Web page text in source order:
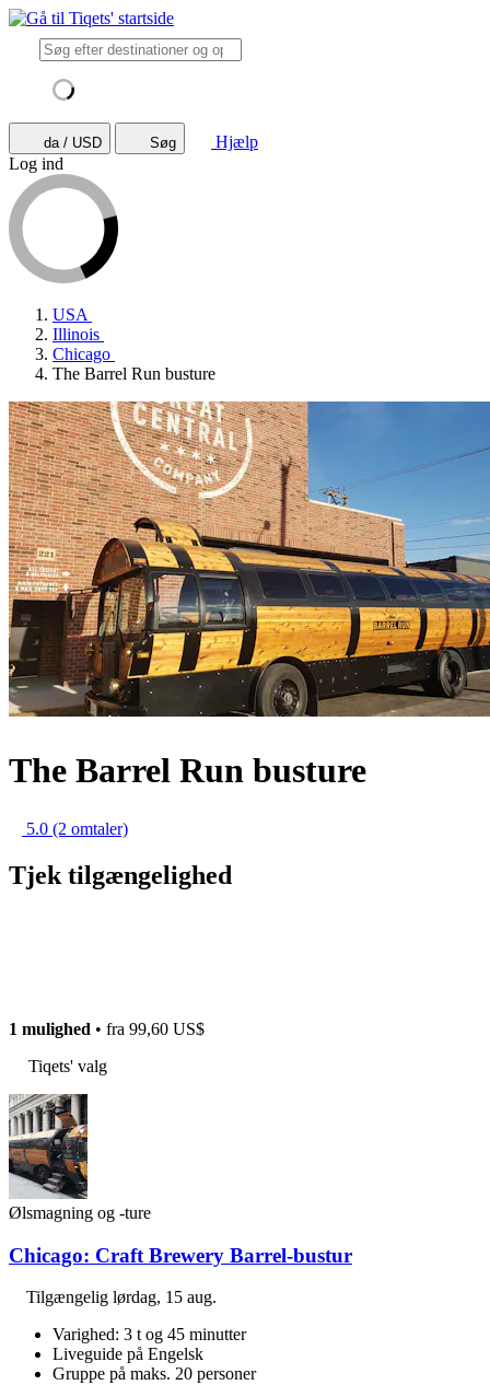
da / USD Søg
Hjælp
Log ind
USA
Illinois
Chicago
The Barrel Run busture
The Barrel Run busture
5.0 (2 omtaler)
Tjek tilgængelighed
1 mulighed • fra 99,60 US$
Tiqets' valg
Ølsmagning og -ture
Chicago: Craft Brewery Barrel-bustur
Tilgængelig lørdag, 15 aug.
Varighed: 3 t og 45 minutter
Liveguide på Engelsk
Gruppe på maks. 20 personer